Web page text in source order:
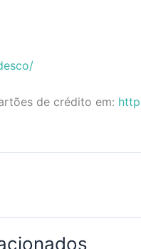
de crédito em: